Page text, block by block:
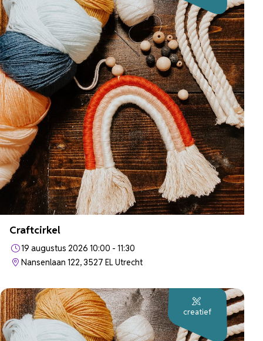
Craftcirkel
19 augustus 2026 10:00 - 11:30
Nansenlaan 122, 3527 EL Utrecht
creatief